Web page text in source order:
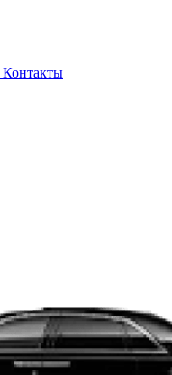
Контакты